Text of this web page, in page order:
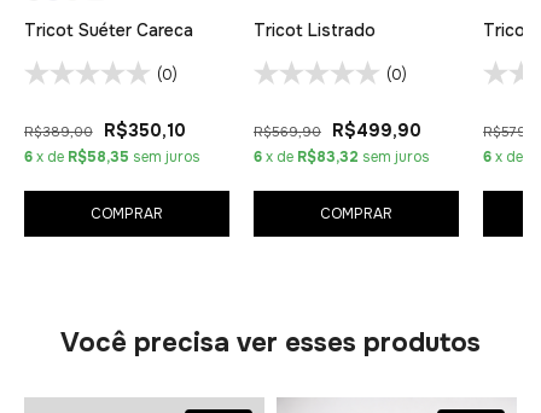
Tricot Suéter Careca
(0)
R$389,00 R$350,10
6x de R$58,35 sem juros
COMPRAR
Tricot Listrado
(0)
R$569,90 R$499,90
6 x de R$83,32 sem juros
COMPRAR
Tricot
6 x de
Você precisa ver esses produtos